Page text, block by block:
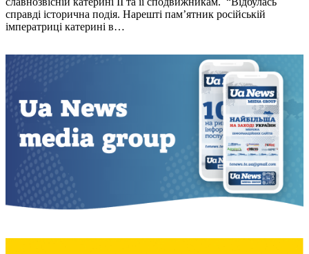
справдi iсторична подiя. Нарештi пам’ятник росiйськiй
iмператрицi катеринi в…